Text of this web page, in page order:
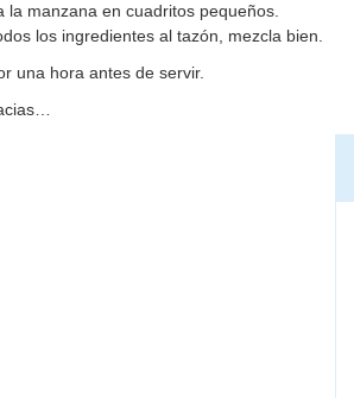
la manzana en cuadritos pequeños.
los ingredientes al tazón, mezcla bien.
una hora antes de servir.